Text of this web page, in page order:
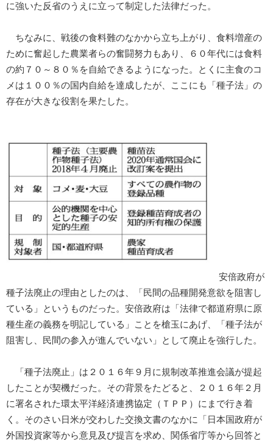
に強いた反省のうえに立って制定した法律だった。
ちなみに、戦後の食料難のなかから立ち上がり、食料増産の
ために奮起した農業者らの奮闘努力もあり、６０年代には食料
の約７０～８０％を自給できるようになった。とくに主食のコ
メは１００％の国内自給を達成したが、ここにも「種子法」の
存在が大きな役割を果たした。
安倍政府が
種子法廃止の理由としたのは、「民間の品種開発意欲を阻害し
ている」というものだった。安倍政府は「法律で都道府県に原
種生産の義務を明記している」ことを槍玉にあげ、「種子法が
阻害し、民間の参入が進んでいない」として廃止を強行した。
「種子法廃止」は２０１６年９月に規制改革推進会議が提起
したことが契機だった。その背景をたどると、２０１６年２月
に署名された環太平洋経済連携協定（ＴＰＰ）にまで行き着
く。そのさい日米が交わした交換文書のなかに「日本国政府が
外国投資家等から意見及び提言を求め、関係省庁等から回答と